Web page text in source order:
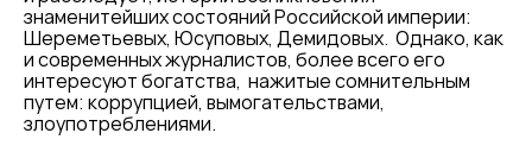
знаменитейших состояний Российской империи:
Шереметьевых, Юсуповых, Демидовых. Однако, как
и современных журналистов, более всего его
интересуют богатства, нажитые сомнительным
путем: коррупцией, вымогательствами,
злоупотреблениями.